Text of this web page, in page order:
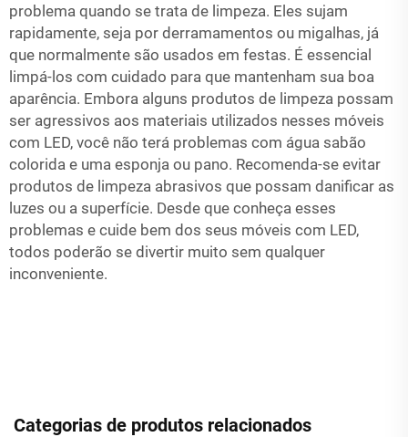
problema quando se trata de limpeza. Eles sujam
rapidamente, seja por derramamentos ou migalhas, já
que normalmente são usados em festas. É essencial
limpá-los com cuidado para que mantenham sua boa
aparência. Embora alguns produtos de limpeza possam
ser agressivos aos materiais utilizados nesses móveis
com LED, você não terá problemas com água sabão
colorida e uma esponja ou pano. Recomenda-se evitar
produtos de limpeza abrasivos que possam danificar as
luzes ou a superfície. Desde que conheça esses
problemas e cuide bem dos seus móveis com LED,
todos poderão se divertir muito sem qualquer
inconveniente.
Categorias de produtos relacionados